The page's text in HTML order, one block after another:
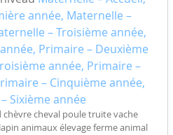
année, Maternelle –
– Troisième année,
Primaire – Deuxième
année, Primaire –
– Cinquième année,
Sixième année
chèvre cheval poule truite vache
animaux élevage ferme animal